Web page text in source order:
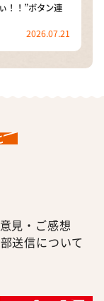
！！”ボタン連
2026.07.21
見・ご感想
送信について